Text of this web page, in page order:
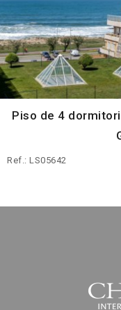
Piso de 4
Ref.: LS05642